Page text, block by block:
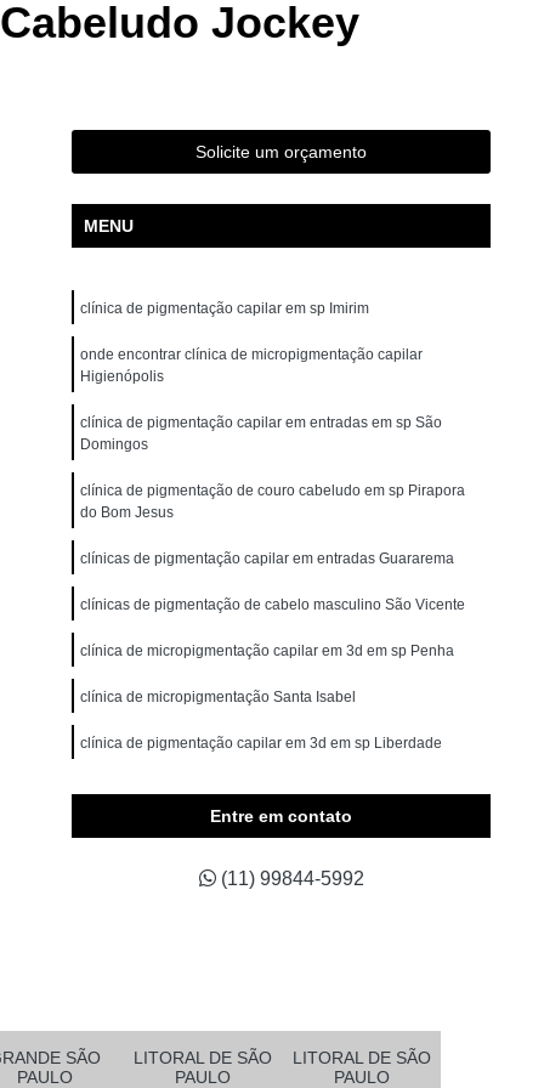
para Iniciantes Rio Grande da Serra
Capilar São Caetano do Sul
Micropigmentação Santo André
Capilar São Bernardo do Campo
Presencial Mauá
Micropigmentação Capilar em 3d
Micropigmentação Capilar Entradas
Micropigmentação Capilar Masculina
Micropigmentação Capilar para Calvície
Micropigmentação Cabelo Feminino
Micropigmentação Cabelo Masculino
Micropigmentação Capilar 4d
Testa
Micropigmentação de Cabelo 3d
Micropigmentação Fio a Fio Cabelo
Micropigmentação Masculina Cabelo
Micropigmentação Preenchimento Cabelo
do Sul
Micropigmentação em Barba Mauá
Jockey
Solicite um orçamento
MENU
clínica de pigmentação capilar em sp Imirim
onde encontrar clínica de micropigmentação capilar
Higienópolis
clínica de pigmentação capilar em entradas em sp São
Domingos
clínica de pigmentação de couro cabeludo em sp Pirapora
do Bom Jesus
clínicas de pigmentação capilar em entradas Guararema
clínicas de pigmentação de cabelo masculino São Vicente
clínica de micropigmentação capilar em 3d em sp Penha
clínica de micropigmentação Santa Isabel
clínica de pigmentação capilar em 3d em sp Liberdade
Entre em contato
(11) 99844-5992
SÃO
PAULO
LITORAL DE SÃO
PAULO
LITORAL DE SÃO
PAULO